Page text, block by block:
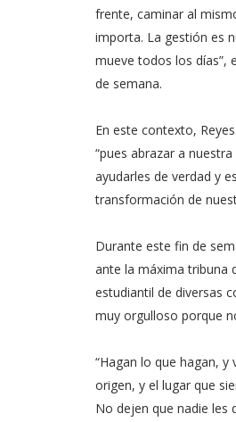
frente, caminar al
importa. La gestión es
mueve todos los días”,
de semana.
En este contexto,
“pues abrazar a
ayudarles de verdad y
transformación de
Durante este fin de
ante la máxima tribuna
estudiantil de diversas
muy orgulloso porque
“Hagan lo que hagan,
origen, y el lugar que
No dejen que nadie les